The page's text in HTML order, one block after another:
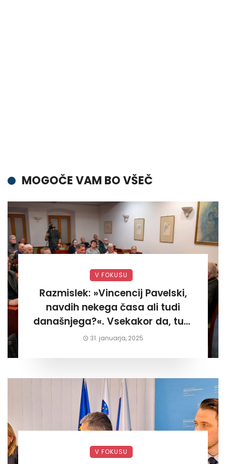
MOGOČE VAM BO VŠEČ
V FOKUSU
Razmislek: »Vincencij Pavelski,
navdih nekega časa ali tudi
današnjega?«. Vsekakor da, tudi
današnjega«
31. januarja, 2025
V FOKUSU